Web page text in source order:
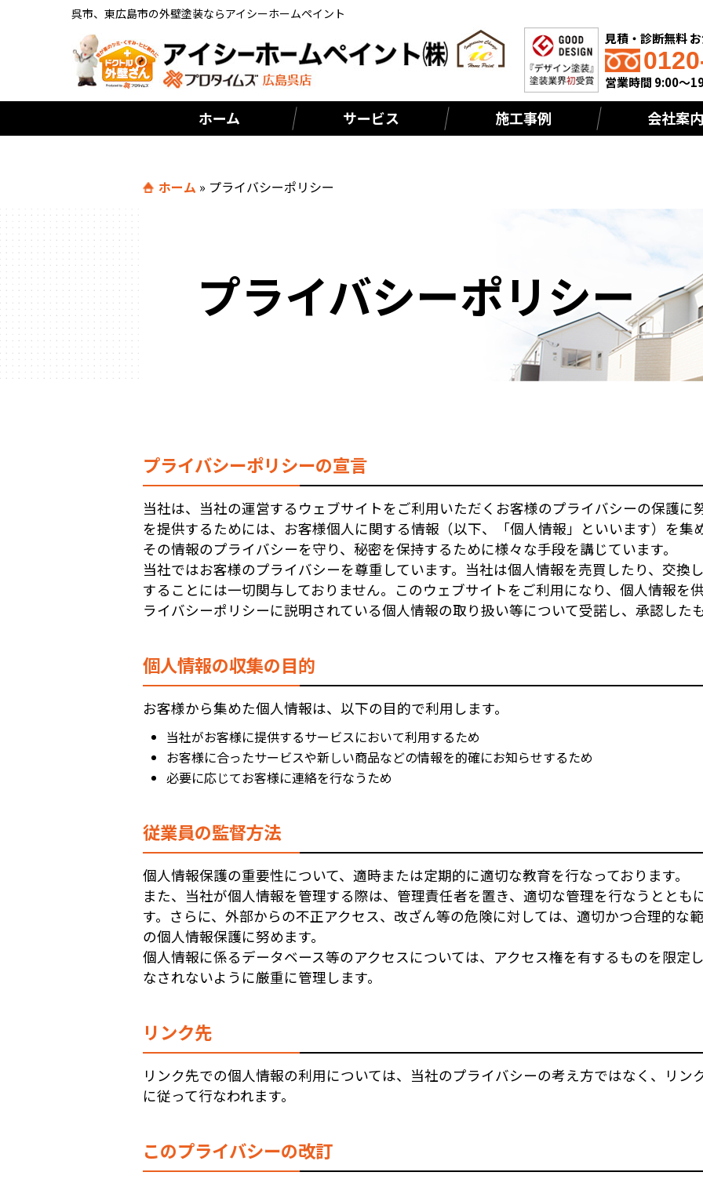
呉市、東広島市の外壁塗装ならアイシーホームペイント
見積・診断無料
営業時間 9:00～
ホーム サービス 施工事例 会社案
ホーム » プライバシーポリシー
プライバシーポリシー
プライバシーポリシーの宣言
当社は、当社の運営するウェブサイトをご利用いただくお客様のプライバシーの保護に
を提供するためには、お客様個人に関する情報（以下、「個人情報」といいます）を集
その情報のプライバシーを守り、秘密を保持するために様々な手段を講じています。
当社ではお客様のプライバシーを尊重しています。当社は個人情報を売買したり、交換
することには一切関与しておりません。このウェブサイトをご利用になり、個人情報を
ライバシーポリシーに説明されている個人情報の取り扱い等について受諾し、承認した
個人情報の収集の目的
お客様から集めた個人情報は、以下の目的で利用します。
当社がお客様に提供するサービスにおいて利用するため
お客様に合ったサービスや新しい商品などの情報を的確にお知らせするため
必要に応じてお客様に連絡を行なうため
従業員の監督方法
個人情報保護の重要性について、適時または定期的に適切な教育を行なっております。
また、当社が個人情報を管理する際は、管理責任者を置き、適切な管理を行なうととも
す。さらに、外部からの不正アクセス、改ざん等の危険に対しては、適切かつ合理的な
の個人情報保護に努めます。
個人情報に係るデータベース等のアクセスについては、アクセス権を有するものを限定
なされないように厳重に管理します。
リンク先
リンク先での個人情報の利用については、当社のプライバシーの考え方ではなく、リン
に従って行なわれます。
このプライバシーの改訂